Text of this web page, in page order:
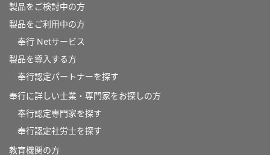
製品をご検討中の方
製品をご利用中の方
奉行 Netサービス
製品を導入する方
奉行認定パートナーを探す
奉行に詳しい士業・専門家をお探しの方
奉行認定専門家を探す
奉行認定社労士を探す
教育機関の方